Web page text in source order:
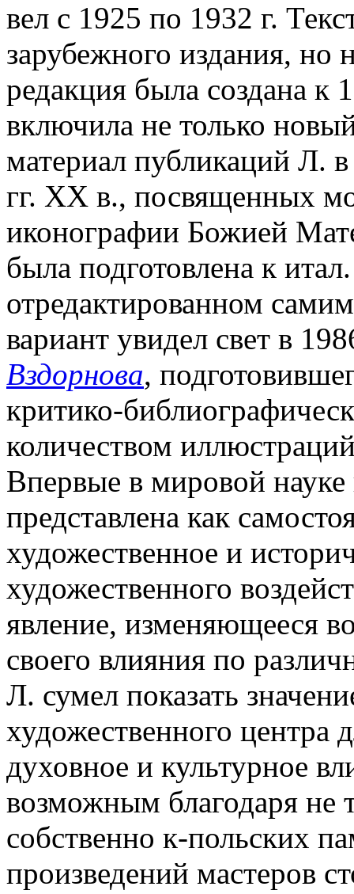
вел с 1925 по 1932 г.
зарубежного издания, но
редакция была создана к
включила не только
материал публикаций Л.
гг. XX в., посвященных
иконографии Божией
была подготовлена к
отредактированном
вариант увидел свет в
Вздорнова,
критико-
количеством
Впервые в мировой
представлена как
художественное и
художественного
явление, изменяющееся
своего влияния по
Л. сумел показать
художественного центра
духовное и культурное
возможным благодаря не
собственно к-польских
произведений мастеров